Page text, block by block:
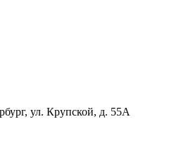
ул. Крупской, д. 55А